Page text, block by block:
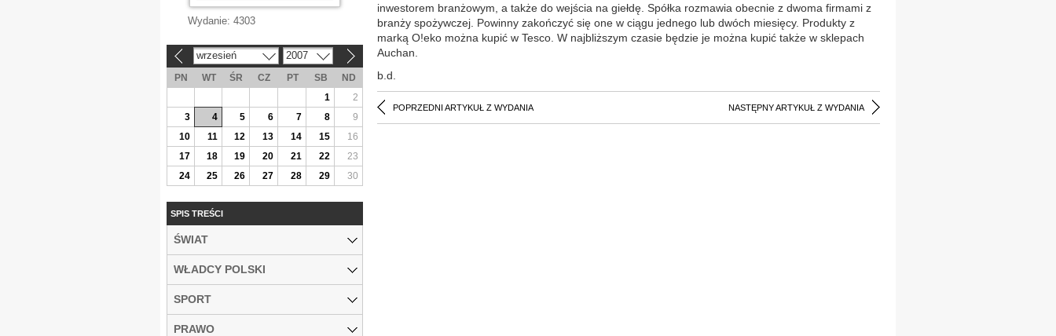
inwestorem branżowym, a także do wejścia na giełdę. Spółka rozmawia obecnie z dwoma firmami z
branży spożywczej. Powinny zakończyć się one w ciągu jednego lub dwóch miesięcy. Produkty z
marką O!eko można kupić w Tesco. W najbliższym czasie będzie je można kupić także w sklepach
Auchan.
b.d.
POPRZEDNI ARTYKUŁ Z WYDANIA NASTĘPNY ARTYKUŁ Z WYDANIA
Wydanie: 4303
wrzesień 2007
PN WT ŚR CZ PT SB
ND
1
2
3
4 5 6 7 8
9
10
11 12 13 14 15
16
17
18 19 20 21 22
23
24
25 26 27 28 29 30
SPIS TREŚCI
ŚWIAT
WŁADCY POLSKI
SPORT
PRAWO